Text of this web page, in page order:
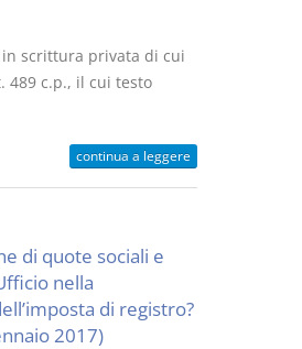
scrittura privata di cui
489 c.p., il cui testo
continua a leggere
di quote sociali e
nella
di registro?
2017)